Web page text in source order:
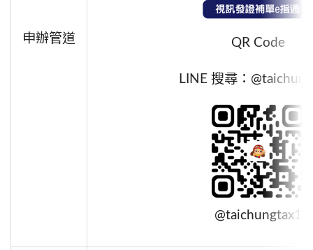
申辦管道 QR Code
LINE 搜尋：
@taichungtax1